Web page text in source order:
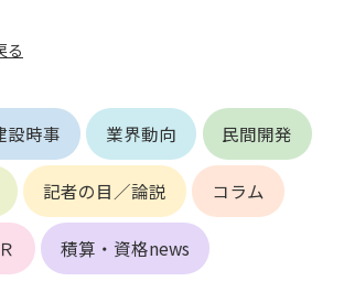
る
設時事 業界動向 民間開発
記者の目／論説 コラム
積算・資格news
であっても承認した会員が前項の何れかに該
明した場合、会員資格を取り消すことがあり
スワードの管理）
に管理者が発行したIDおよびパスワードの使
ついて責任を負うものとします。
IDおよびパスワードを、貸与、譲渡、売買、
わず、第三者に利用させることはできませ